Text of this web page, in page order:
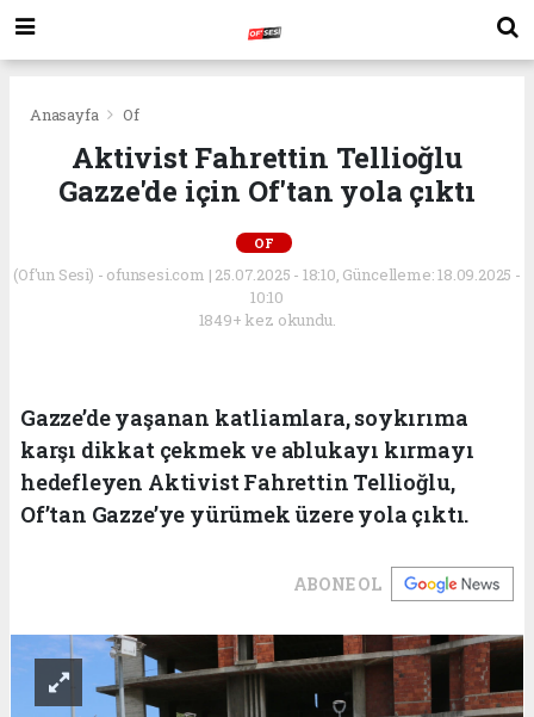
Anasayfa Of
Aktivist Fahrettin Tellioğlu
Gazze'de için Of'tan yola çıktı
OF
(Of'un Sesi) - ofunsesi.com | 25.07.2025 - 18:10, Güncelleme: 18.09.2025 -
10:10
1849+ kez okundu.
Gazze’de yaşanan katliamlara, soykırıma
karşı dikkat çekmek ve ablukayı kırmayı
hedefleyen Aktivist Fahrettin Tellioğlu,
Of’tan Gazze’ye yürümek üzere yola çıktı.
ABONE OL